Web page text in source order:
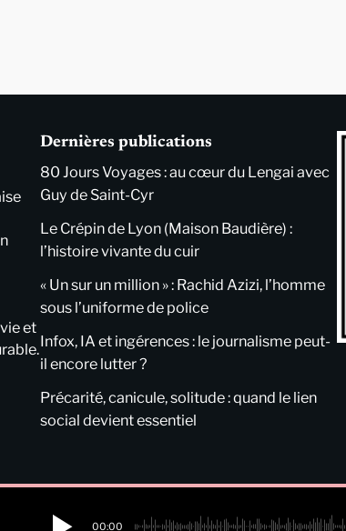
et
Dernières publications
80 Jours Voyages : au cœur du Lengai avec
Guy de Saint-Cyr
Le Crépin de Lyon (Maison Baudière) :
l’histoire vivante du cuir
« Un sur un million » : Rachid Azizi, l’homme
sous l’uniforme de police
Infox, IA et ingérences : le journalisme peut-
il encore lutter ?
Précarité, canicule, solitude : quand le lien
social devient essentiel
00:00